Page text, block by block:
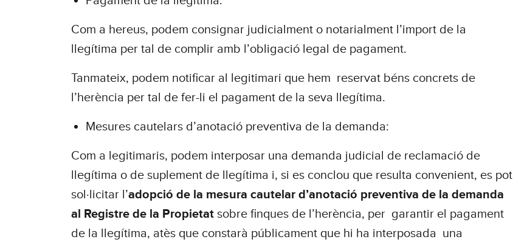
Com a hereus, podem consignar judicialment o notarialment l’import de la
llegítima per tal de complir amb l’obligació legal de pagament.
Tanmateix, podem notificar al legitimari que hem reservat béns concrets de
l’herència per tal de fer-li el pagament de la seva llegítima.
Mesures cautelars d’anotació preventiva de la demanda:
Com a legitimaris, podem interposar una demanda judicial de reclamació de
llegítima o de suplement de llegítima i, si es conclou que resulta convenient, es pot
sol·licitar l’adopció de la mesura cautelar d’anotació preventiva de la demanda
al Registre de la Propietat sobre finques de l’herència, per garantir el pagament
de la llegítima, atès que constarà públicament que hi ha interposada una